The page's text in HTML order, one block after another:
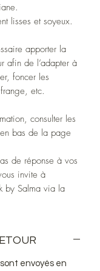
lisses et soyeux.
apporter la
afin de l’adapter à
foncer les
etc.
consulter les
bas de la page
de réponse à vos
invite à
by Salma via la
envoyés en